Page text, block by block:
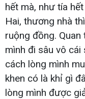
hết mà, như tía
Hai, thương nhà
ruộng đồng.
mình đi sâu vô
cách lòng mình
khen có là khỉ gì
lòng mình được